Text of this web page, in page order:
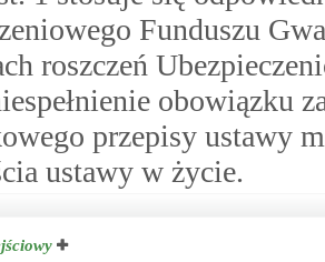
Funduszu
roszczeń
obowiązku
przepisy ustawy
ustawy w życie.